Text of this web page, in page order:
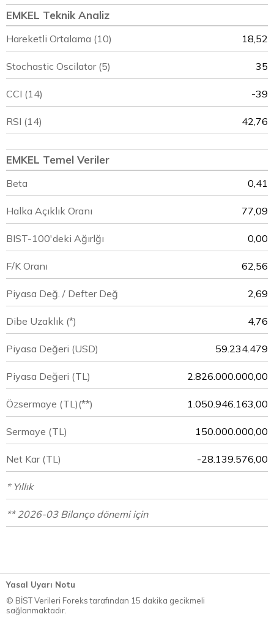
EMKEL Teknik Analiz
Hareketli Ortalama (10) 18,52
Stochastic Oscilator (5) 35
CCI (14) -39
RSI (14) 42,76
EMKEL Temel Veriler
Beta 0,41
Halka Açıklık Oranı 77,09
BIST-100'deki Ağırlğı 0,00
F/K Oranı 62,56
Piyasa Değ. / Defter Değ 2,69
Dibe Uzaklık (*) 4,76
Piyasa Değeri (USD) 59.234.479
Piyasa Değeri (TL) 2.826.000.000,00
Özsermaye (TL)(**) 1.050.946.163,00
Sermaye (TL) 150.000.000,00
Net Kar (TL) -28.139.576,00
* Yıllık
** 2026-03 Bilanço dönemi için
Yasal Uyarı Notu
© BİST Verileri Foreks tarafından 15 dakika gecikmeli
sağlanmaktadır.